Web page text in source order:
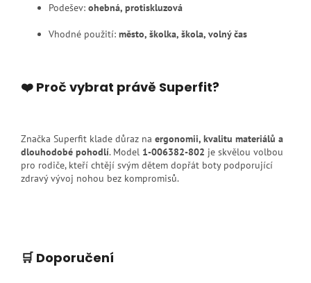
Podešev: ohebná, protiskluzová
Vhodné použití: město, školka, škola, volný čas
❤️ Proč vybrat právě Superfit?
Značka Superfit klade důraz na ergonomii, kvalitu materiálů a
dlouhodobé pohodlí. Model 1-006382-802 je skvělou volbou
pro rodiče, kteří chtějí svým dětem dopřát boty podporující
zdravý vývoj nohou bez kompromisů.
🛒 Doporučení